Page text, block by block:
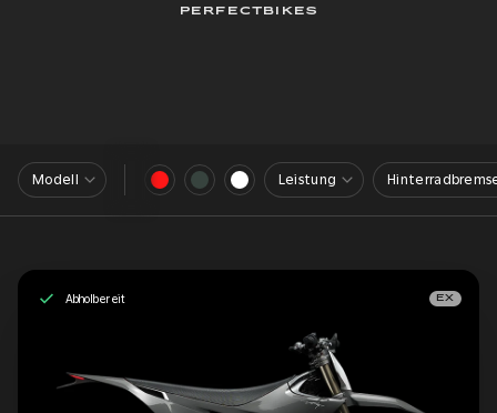
PERFECTBIKES
Modell Leistung
Abholbereit EX